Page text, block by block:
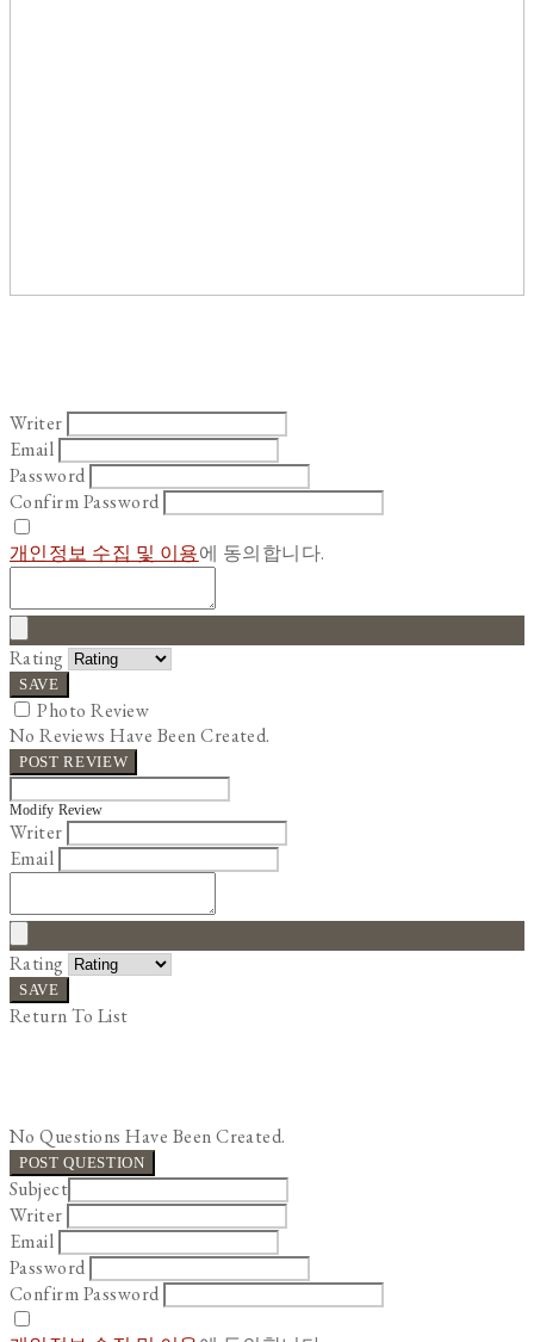
Writer
Email
Password
Confirm Password
개인정보 수집 및 이용에 동의합니다.
Rating
SAVE
Photo Review
No Reviews Have Been Created.
POST REVIEW
Modify Review
Writer
Email
Rating
SAVE
Return To List
No Questions Have Been Created.
POST QUESTION
Subject
Writer
Email
Password
Confirm Password